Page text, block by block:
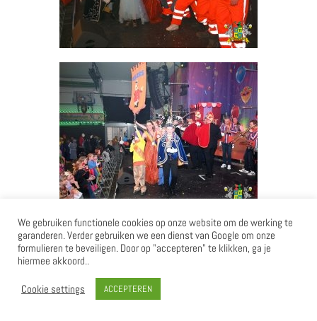
We gebruiken functionele cookies op onze website om de werking te
garanderen. Verder gebruiken we een dienst van Google om onze
formulieren te beveiligen. Door op "accepteren" te klikken, ga je
hiermee akkoord..
Cookie settings ACCEPTEREN